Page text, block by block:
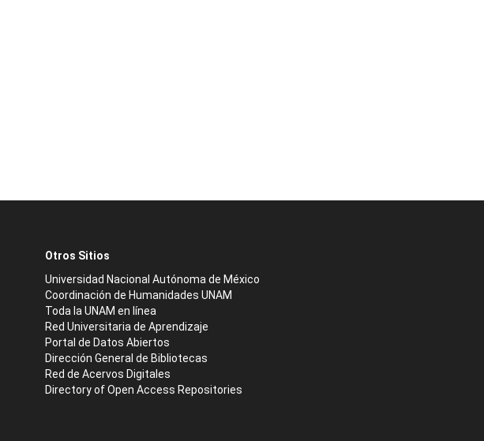
Otros Sitios
Universidad Nacional Autónoma de México
Coordinación de Humanidades UNAM
Toda la UNAM en línea
Red Universitaria de Aprendizaje
Portal de Datos Abiertos
Dirección General de Bibliotecas
Red de Acervos Digitales
Directory of Open Access Repositories